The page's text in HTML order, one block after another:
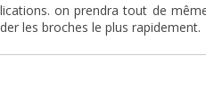
on prendra tout de
les broches le plus rapidement.